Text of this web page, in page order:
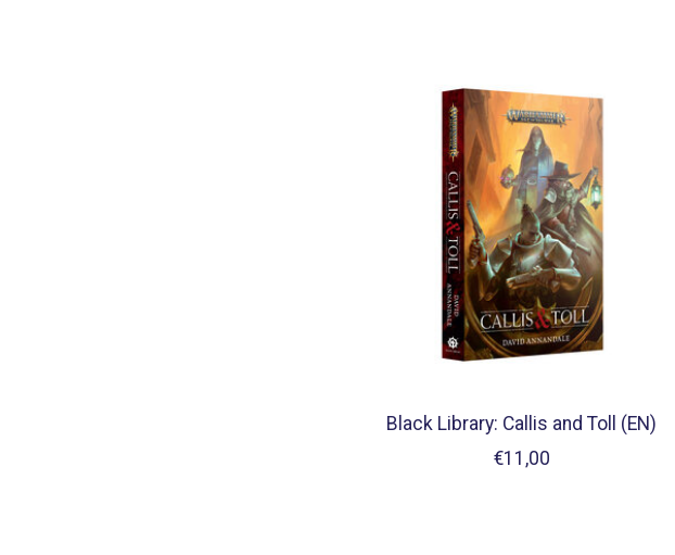
Black Library: Callis and Toll (EN)
€11,00